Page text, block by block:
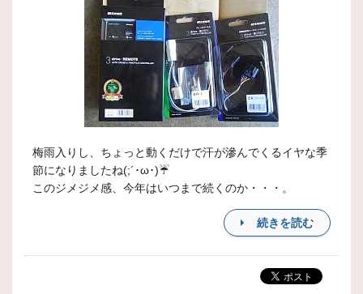
梅雨入りし、ちょっと動くだけで汗が滲んでくるイヤな季
節になりましたね(;´･ω･)☔
このジメジメ感、今年はいつまで続くのか・・・。
続きを読む